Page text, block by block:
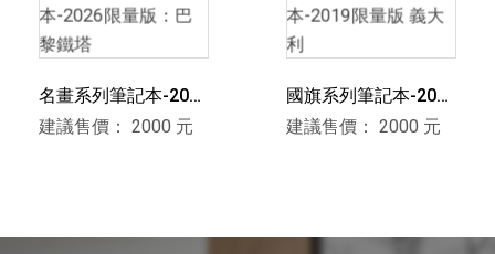
名畫系列筆記本-2026
限量版：巴黎鐵塔
建議售價： 2000 元
國旗系列筆記本-2019
限量版 義大利
建議售價： 2000 元